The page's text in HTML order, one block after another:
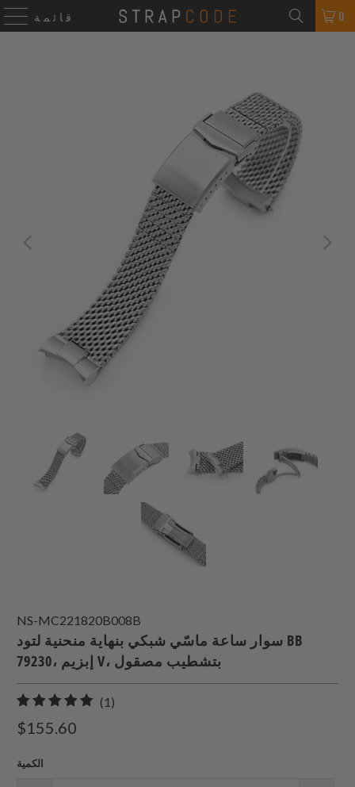
قائمة 0
NS-MC221820B008B
سوار ساعة ماسّي شبكي بنهاية منحنية لتود BB
79230، إبزيم V، بتشطيب مصقول
(1)
$155.60
الكمية